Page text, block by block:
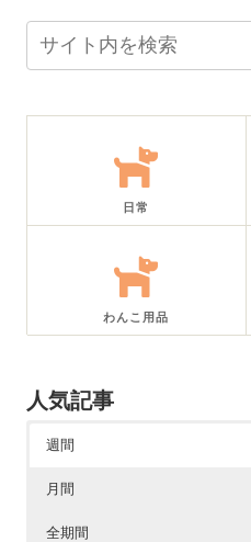
日常
わんこ用品
人気記事
週間
月間
全期間